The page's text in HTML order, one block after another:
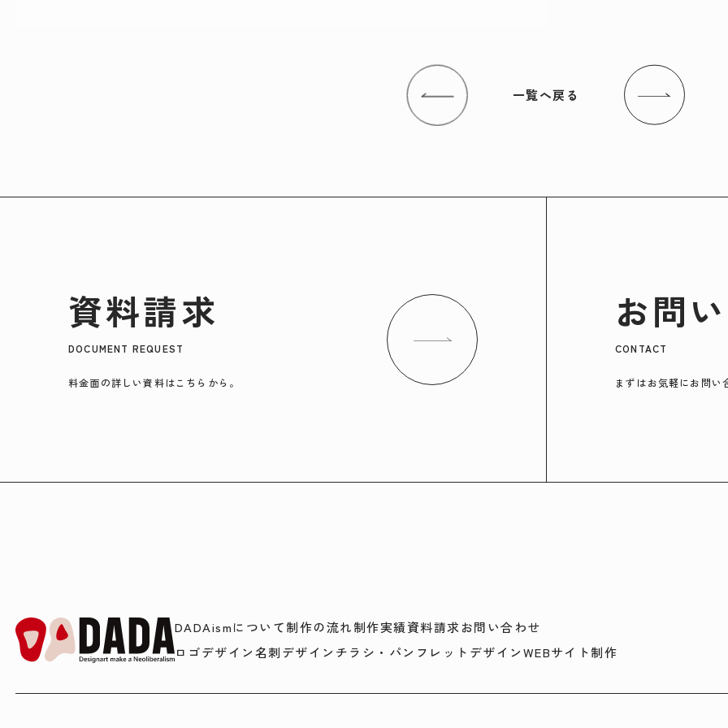
一覧へ戻る
資料請求
DOCUMENT REQUEST
料金面の詳しい資料はこちらから。
お問
CONTACT
まずはお気軽にお問い
DADAismについて制作の流れ制作実績資料請求お問い合わせ
ロゴデザイン名刺デザイン チラシ・パンフレットデザインWEBサイト制作